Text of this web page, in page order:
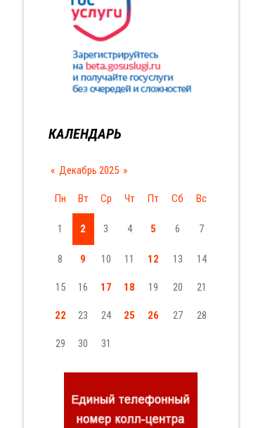
КАЛЕНДАРЬ
« Декабрь 2025 »
Пн Вт Ср Чт Пт Сб Вс
1 2 3 4 5 6 7
8 9 10 11 12 13 14
15 16 17 18 19 20 21
22 23 24 25 26 27 28
29 30 31